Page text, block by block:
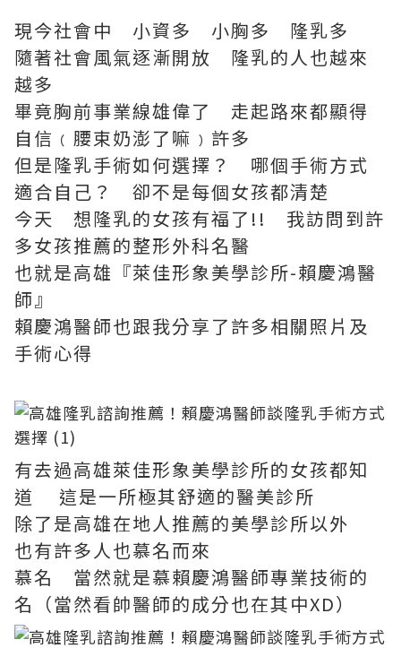
現今社會中 小資多 小胸多 隆乳多
隨著社會風氣逐漸開放 隆乳的人也越來
越多
畢竟胸前事業線雄偉了 走起路來都顯得
自信﹙腰束奶澎了嘛﹚許多
但是隆乳手術如何選擇？ 哪個手術方式
適合自己？ 卻不是每個女孩都清楚
今天 想隆乳的女孩有福了!! 我訪問到許
多女孩推薦的整形外科名醫
也就是高雄『萊佳形象美學診所-賴慶鴻醫
師』
賴慶鴻醫師也跟我分享了許多相關照片及
手術心得
有去過高雄萊佳形象美學診所的女孩都知
道 這是一所極其舒適的醫美診所
除了是高雄在地人推薦的美學診所以外
也有許多人也慕名而來
慕名 當然就是慕賴慶鴻醫師專業技術的
名（當然看帥醫師的成分也在其中XD）